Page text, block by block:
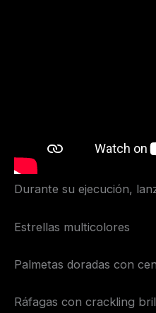
Durante su ejecución,
Estrellas multicolores
Palmetas doradas con
Ráfagas con crackling